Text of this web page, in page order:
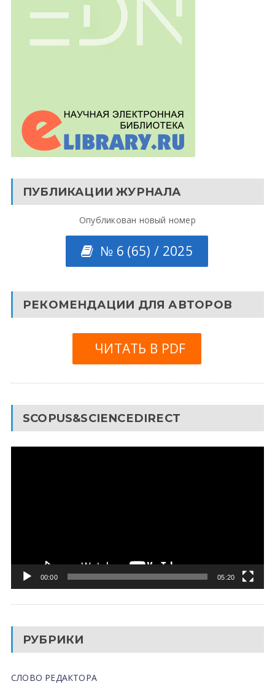
ПУБЛИКАЦИИ ЖУРНАЛА
Опубликован новый номер
№ 6 (65) / 2025
РЕКОМЕНДАЦИИ ДЛЯ АВТОРОВ
ЧИТАТЬ В PDF
SCOPUS&SCIENCEDIRECT
00:00 05:20
РУБРИКИ
СЛОВО РЕДАКТОРА